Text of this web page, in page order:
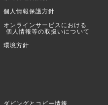
個人情報保護方針
オンラインサービスにおける
個人情報等の取扱いについて
環境方針
ダビングとコピー情報